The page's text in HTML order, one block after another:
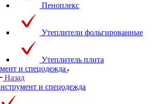
Пеноплекс
Утеплители фольгированные
Утеплитель плита
и спецодежда
Назад
и спецодежда